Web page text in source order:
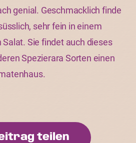
genial. Geschmacklich finde
sehr fein in einem
Sie findet auch dieses
Spezierara Sorten einen
teilen